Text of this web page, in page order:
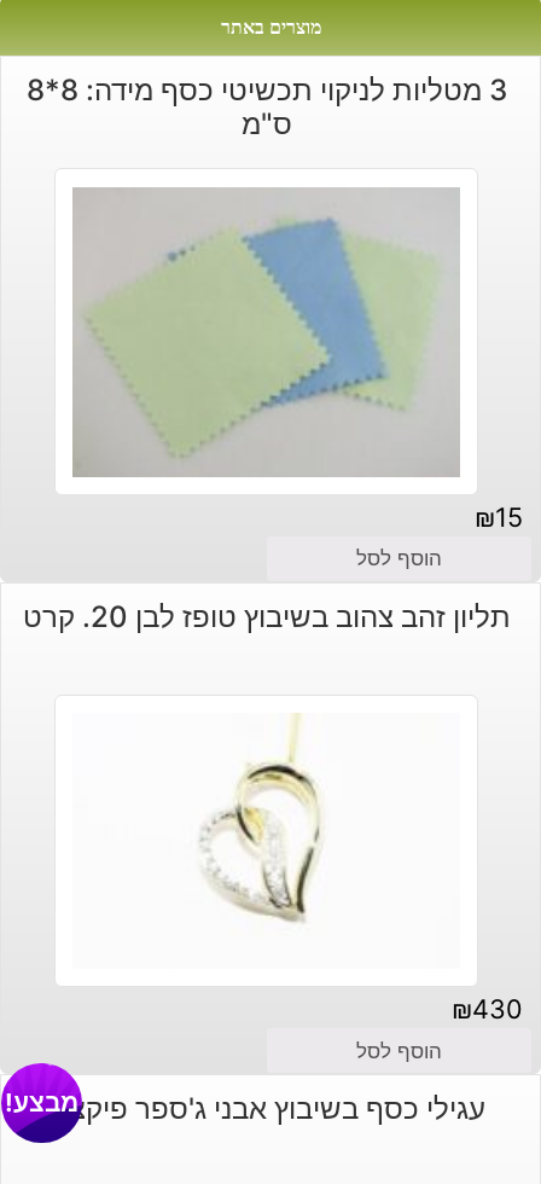
מוצרים באתר
3 מטליות לניקוי תכשיטי כסף מידה: 8*8
ס"מ
₪15
הוסף לסל
תליון זהב צהוב בשיבוץ טופז לבן 20. קרט
₪430
הוסף לסל
עגילי כסף בשיבוץ אבני ג'ספר פיקצ'רמבצע!